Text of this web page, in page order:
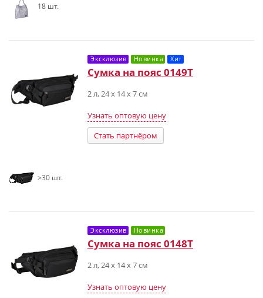
18 шт.
Эксклюзив Новинка Хит
Сумка на пояс 0149T
2 л, 24 х 14 х 7 см
Узнать оптовую цену
Стать партнёром
>30 шт.
Эксклюзив Новинка
Сумка на пояс 0148T
2 л, 24 х 14 х 7 см
Узнать оптовую цену